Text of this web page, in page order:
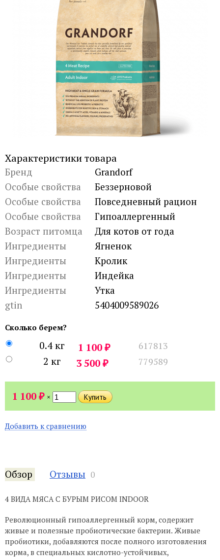
Характеристики товара
Бренд
Grandorf
Особые свойства
Беззерновой
Особые свойства
Повседневный рацион
Особые свойства
Гипоаллергенный
Возраст питомца
Для котов от года
Ингредиенты
Ягненок
Ингредиенты
Кролик
Ингредиенты
Индейка
Ингредиенты
Утка
gtin
5404009589026
Сколько берем?
0.4 кг 1 100₽ 617813
2 кг 3 500₽ 779589
1 100₽ ×
Добавить к сравнению
Обзор Отзывы 0
4 ВИДА МЯСА С БУРЫМ РИСОМ INDOOR
Революционный гипоаллергенный корм, содержит
живые и полезные пробиотические бактерии. Живые
пробиотики, добавляются после полного изготовления
корма, в специальных кислотно-устойчивых,